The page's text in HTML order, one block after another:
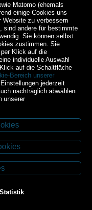
3
Matomo (ehemals
einige Cookies uns
Website zu verbessern
sind andere für bestimmte
Sie können selbst
zustimmen. Sie
Klick auf die
individuelle Auswahl
auf die Schaltfläche
Bereich unserer
jederzeit
nachträglich abwählen.
unserer
Statistik